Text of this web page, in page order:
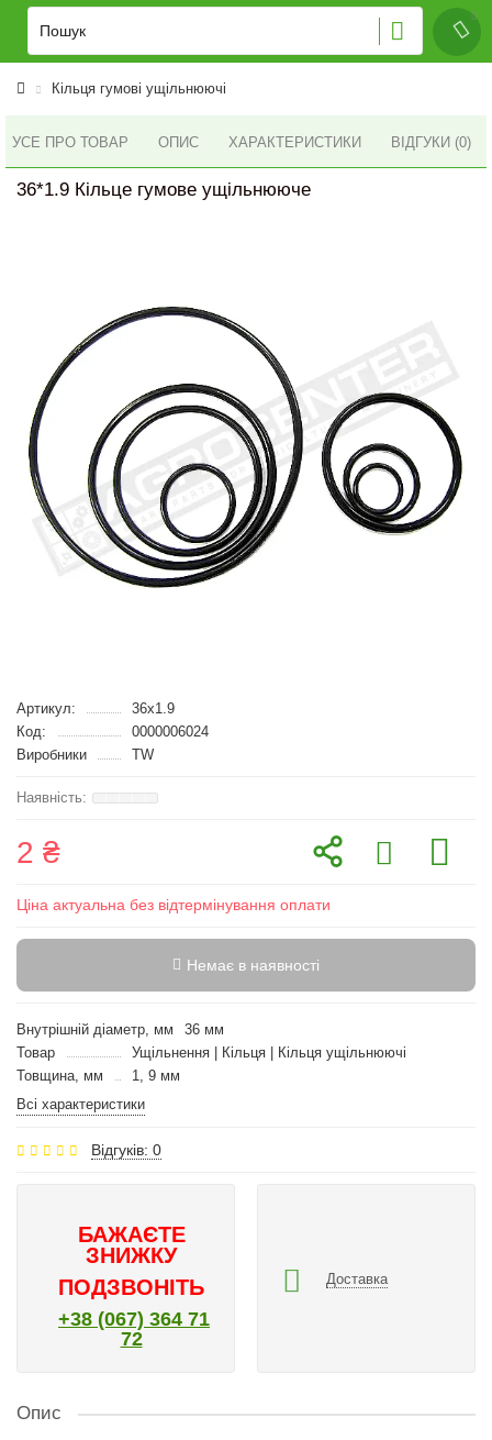
Кільця гумові ущільнюючі
УСЕ ПРО ТОВАР ОПИС ХАРАКТЕРИСТИКИ ВІДГУКИ (0)
36*1.9 Кільце гумове ущільнююче
Артикул:
36x1.9
Код:
0000006024
Виробники
TW
2 ₴
Ціна актуальна без відтермінування оплати
Немає в наявності
Внутрішній діаметр, мм
36 мм
Товар
Ущільнення | Кільця | Кільця ущільнюючі
Товщина, мм
1, 9 мм
Всі характеристики
Відгуків: 0
БАЖАЄТЕ
ЗНИЖКУ
ПОДЗВОНІТЬ
+38 (067) 364 71
72
Доставка
Опис